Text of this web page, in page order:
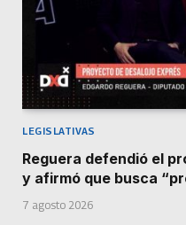
LEGISLATIVAS
Reguera defendió el
y afirmó que busca
7 agosto 2026